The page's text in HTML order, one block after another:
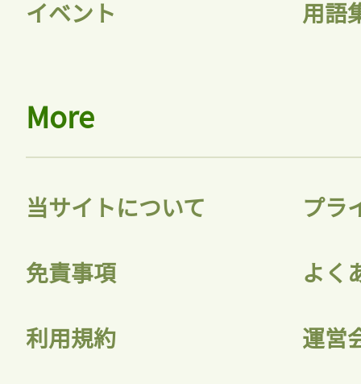
ログイン
イベント 用語
More
当サイトについて プラ
免責事項 よく
利用規約 運営